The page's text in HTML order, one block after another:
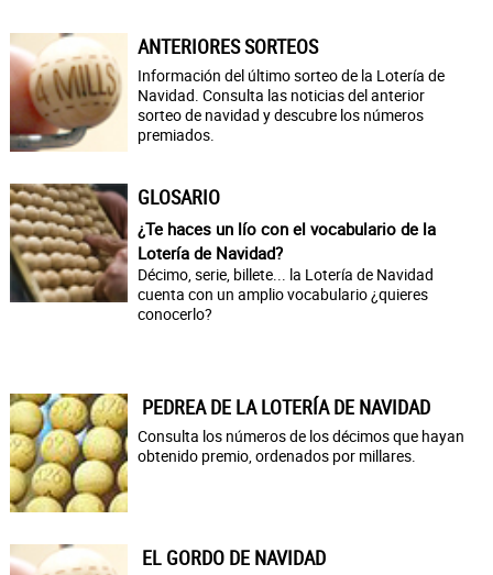
ANTERIORES SORTEOS
Información del último sorteo de la Lotería de
Navidad. Consulta las noticias del anterior
sorteo de navidad y descubre los números
premiados.
GLOSARIO
¿Te haces un lío con el vocabulario de la
Lotería de Navidad?
Décimo, serie, billete... la Lotería de Navidad
cuenta con un amplio vocabulario ¿quieres
conocerlo?
PEDREA DE LA LOTERÍA DE NAVIDAD
Consulta los números de los décimos que hayan
obtenido premio, ordenados por millares.
EL GORDO DE NAVIDAD